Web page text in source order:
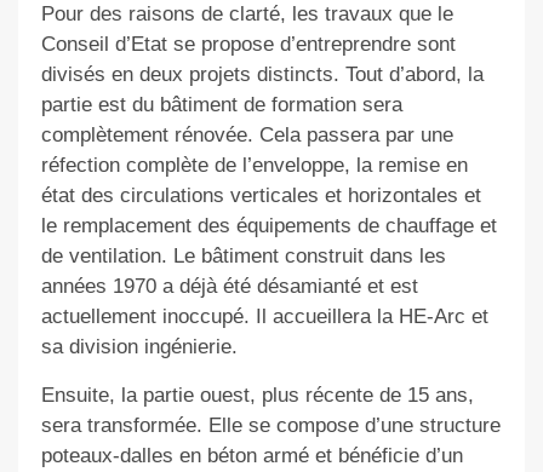
Pour des raisons de clarté, les travaux que le
Conseil d’Etat se propose d’entreprendre sont
divisés en deux projets distincts. Tout d’abord, la
partie est du bâtiment de formation sera
complètement rénovée. Cela passera par une
réfection complète de l’enveloppe, la remise en
état des circulations verticales et horizontales et
le remplacement des équipements de chauffage et
de ventilation. Le bâtiment construit dans les
années 1970 a déjà été désamianté et est
actuellement inoccupé. Il accueillera la HE-Arc et
sa division ingénierie.
Ensuite, la partie ouest, plus récente de 15 ans,
sera transformée. Elle se compose d’une structure
poteaux-dalles en béton armé et bénéficie d’un